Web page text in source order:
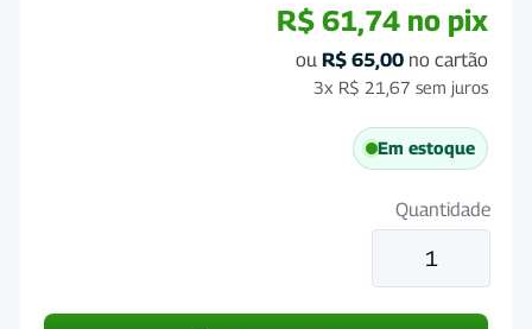
R$ 61,74 no pix
ou R$ 65,00 no cartão
3x R$ 21,67 sem juros
Em estoque
Quantidade
Neonatus
Lavizoo
43g